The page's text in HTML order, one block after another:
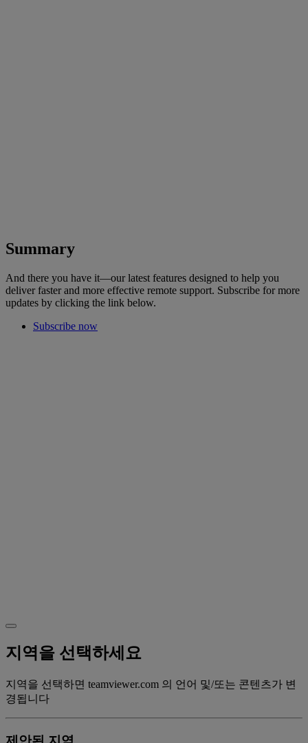
Summary
And there you have it—our latest features designed to help you
deliver faster and more effective remote support. Subscribe for more
updates by clicking the link below.
Subscribe now
지역을 선택하세요
지역을 선택하면 teamviewer.com 의 언어 및/또는 콘텐츠가 변
경됩니다